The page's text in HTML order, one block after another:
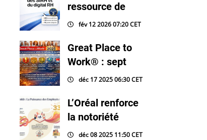
ressource de
fév 12 2026 07:20 CET
Great Place to
Work® : sept
déc 17 2025 06:30 CET
L’Oréal renforce
la notoriété
déc 08 2025 11:50 CET